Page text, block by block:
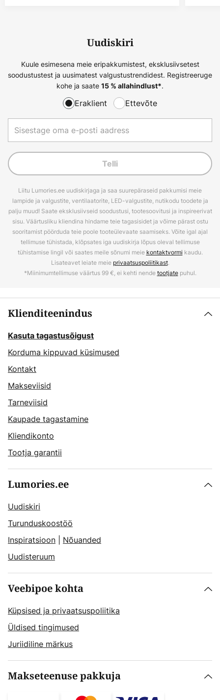
Uudiskiri
Kuule esimesena meie eripakkumistest, eksklusiivsetest
soodustustest ja uusimatest valgustustrendidest. Registreeruge
kohe ja saate 15 % allahindlust*.
Eraklient Ettevõte
Telli
Liitu Lumories.ee uudiskirjaga ja saa suurepäraseid pakkumisi meie
lampide ja valgustite, ventilaatorite, LED-valgustite, nutikodu toodete ja
palju muud! Saate eksklusiivseid soodustusi, tootesoovitusi ja inspireerivat
sisu. Väärtusliku kliendina hindame teie tagasisidet ja võime pärast ostu
sooritamist pöörduda teie poole tooteülevaate saamiseks. Võite igal ajal
tellimuse tühistada, klõpsates iga uudiskirja lõpus oleval tellimuse
tühistamise lingil või saates meile sõnumi meie kontaktvormi kaudu.
Lisateavet leiate meie privaatsuspoliitikast.
*Miinimumtellimuse väärtus 99 €, ei kehti nendetootjatepuhul.
Klienditeenindus
Kasuta tagastusõigust
Korduma kippuvad küsimused
Kontakt
Makseviisid
Tarneviisid
Kaupade tagastamine
Kliendikonto
Tootja garantii
Lumories.ee
Uudiskiri
Turunduskoostöö
Inspiratsioon
Nõuanded
Uudisteruum
Veebipoe kohta
Küpsised ja privaatsuspoliitika
Üldised tingimused
Juriidiline märkus
Makseteenuse pakkuja